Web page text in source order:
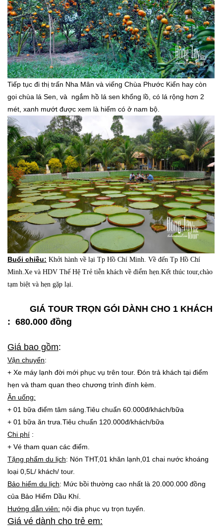
Tiếp tục đi thị trấn Nha Mân và viếng Chùa Phước Kiển hay còn
gọi chùa lá Sen, và ngắm hồ lá sen khổng lồ, có lá rộng hơn 2
mét, xanh mướt được xem là hiếm có ở nam bộ.
Buổi chiều: Khởi hành về lại Tp Hồ Chí Minh. Về đến Tp Hồ Chí
Minh.Xe và HDV Thế Hệ Trẻ tiễn khách về điểm hẹn.Kết thúc tour,chào
tạm biệt và hẹn gặp lại.
GIÁ TOUR TRỌN GÓI DÀNH CHO 1 KHÁCH
: 680.000 đồng
Giá bao gồm:
Vận chuyển:
+ Xe máy lạnh đời mới phục vụ trên tour. Đón trả khách tại điểm
hẹn và tham quan theo chương trình đính kèm.
Ăn uống:
+ 01 bữa điểm tâm sáng.Tiêu chuẩn 60.000đ/khách/bữa
+ 01 bữa ăn trưa.Tiêu chuẩn 120.000đ/khách/bữa
Chi phí :
+ Vé tham quan các điểm.
Tặng phẩm du lịch: Nón THT,01 khăn lạnh,01 chai nước khoáng
loại 0,5L/ khách/ tour.
Bảo hiểm du lịch: Mức bồi thường cao nhất là 20.000.000 đồng
của Bảo Hiểm Dầu Khí.
Hướng dẫn viên: nội địa phục vụ trọn tuyến.
Giá vé dành cho trẻ em: